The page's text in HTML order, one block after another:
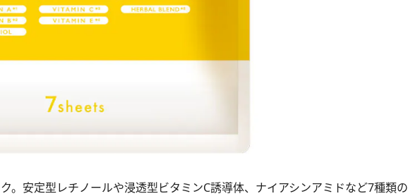
。安定型レチノールや浸透型ビタミンC誘導体、ナイアシンアミドなど7種類の